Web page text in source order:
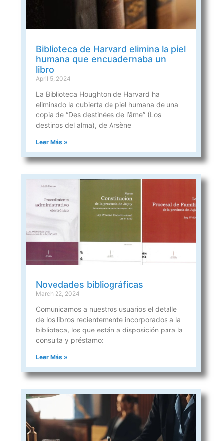
Biblioteca de Harvard elimina la piel
humana que encuadernaba un
libro
April 5, 2024
La Biblioteca Houghton de Harvard ha
eliminado la cubierta de piel humana de una
copia de “Des destinées de l’âme” (Los
destinos del alma), de Arsène
Leer Más »
Novedades bibliográficas
March 22, 2024
Comunicamos a nuestros usuarios el detalle
de los libros recientemente incorporados a la
biblioteca, los que están a disposición para la
consulta y préstamo:
Leer Más »